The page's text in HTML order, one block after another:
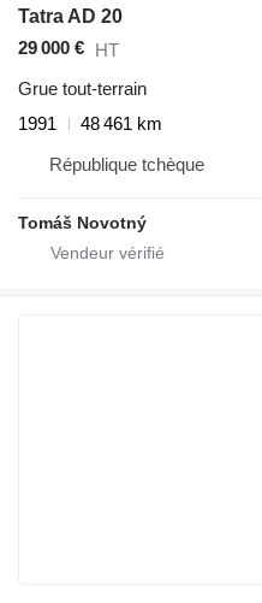
Tatra AD 20
29 000 € HT
Grue tout-terrain
1991
48 461 km
République tchèque
Tomáš Novotný